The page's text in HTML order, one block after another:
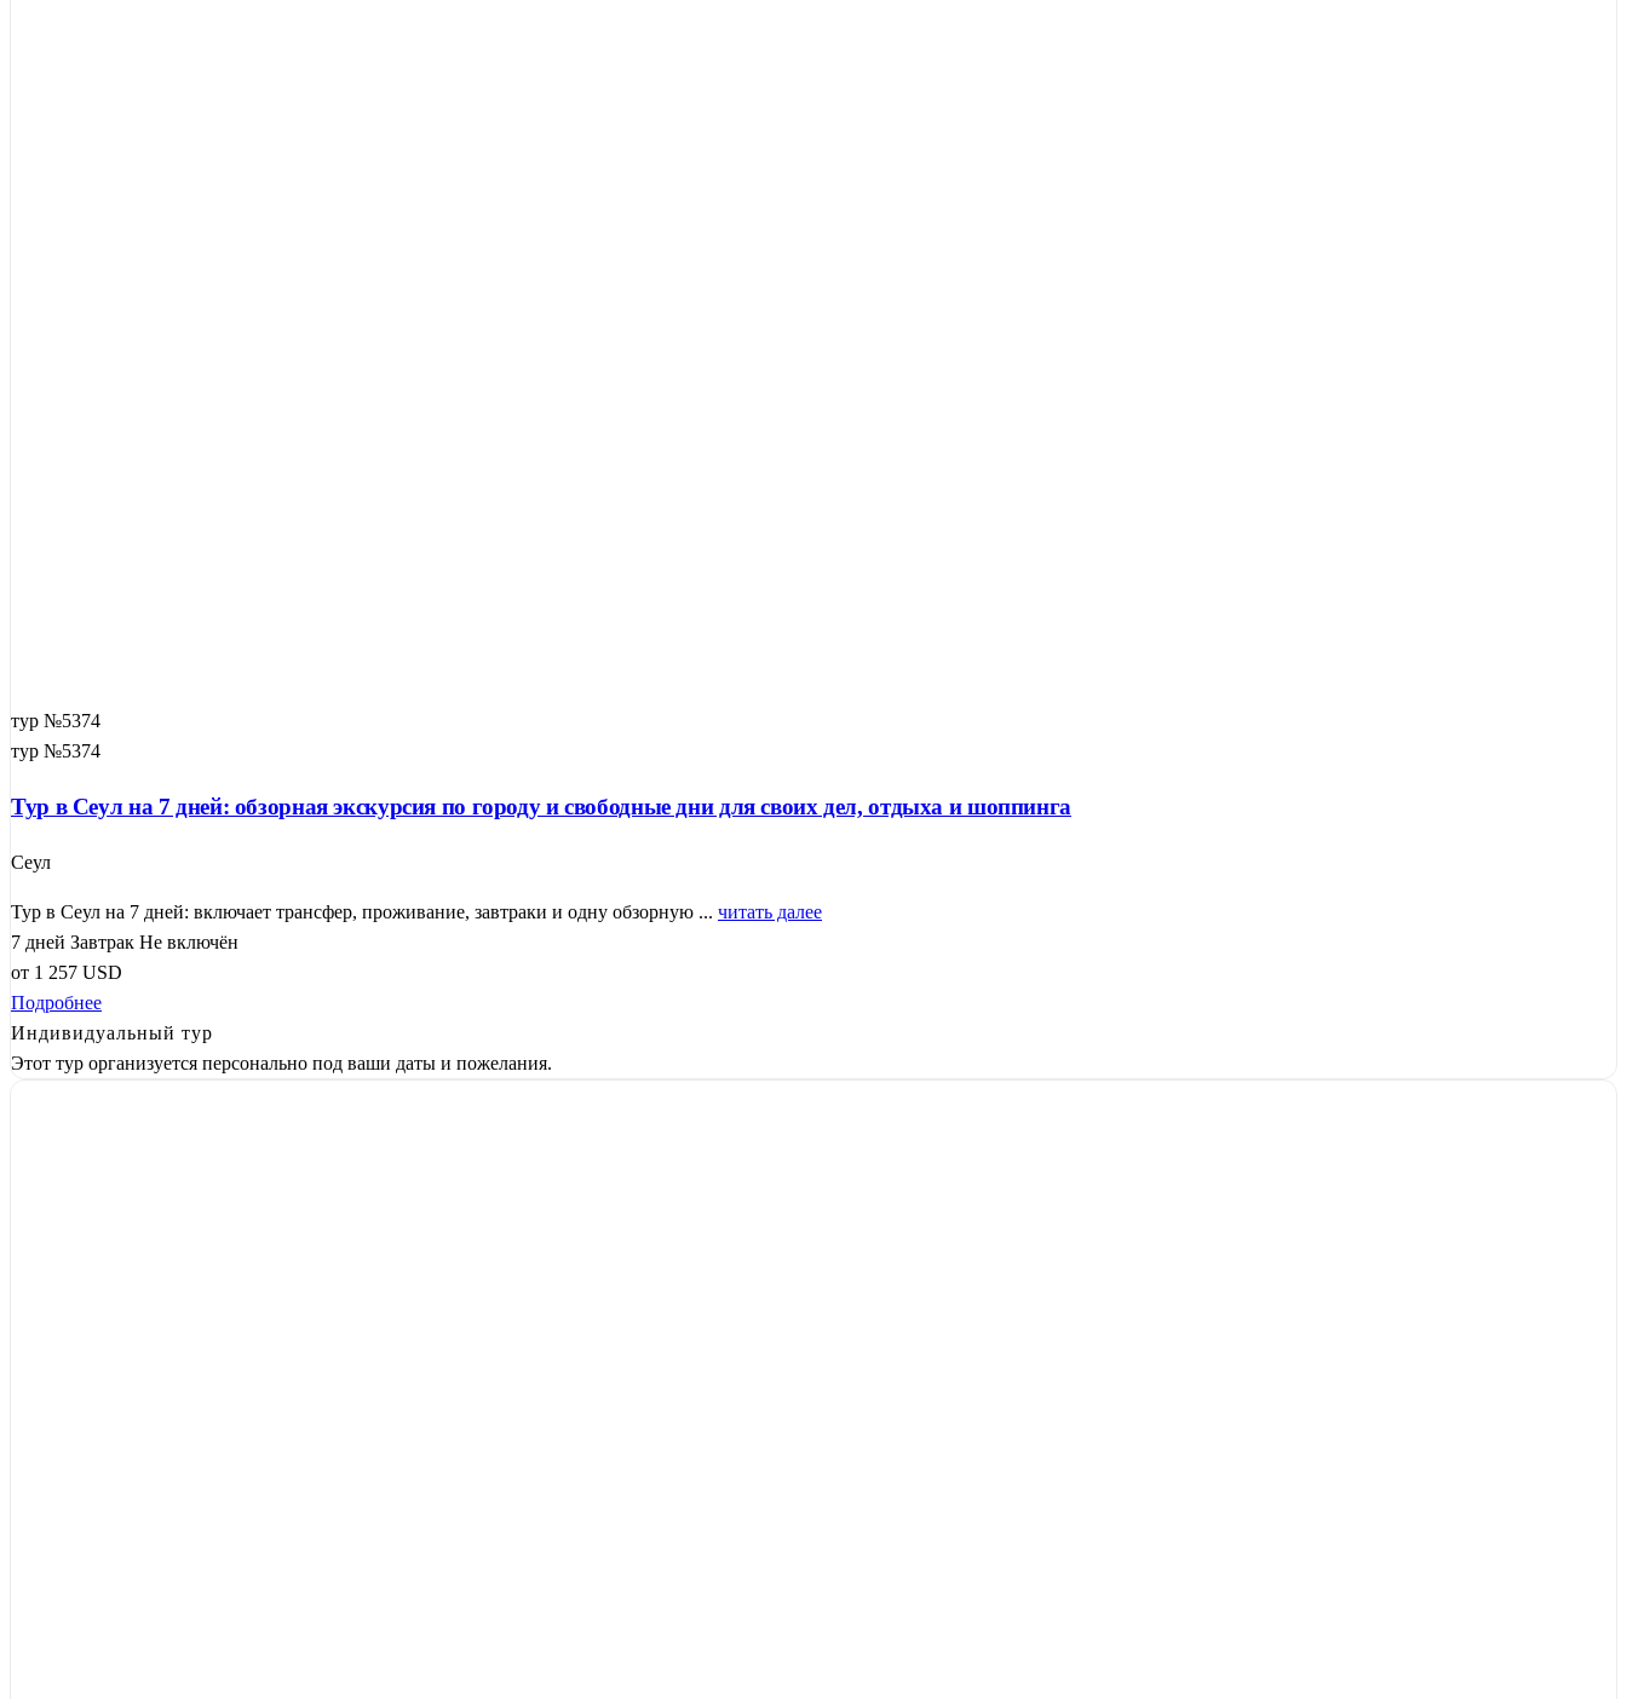
тур №5374
тур №5374
Тур в Сеул на 7 дней: обзорная экскурсия по городу и свободные дни для своих дел, отдыха и шоппинга
Сеул
Тур в Сеул на 7 дней: включает трансфер, проживание, завтраки и одну обзорную ... читать далее
7 дней Завтрак Не включён
от 1 257 USD
Подробнее
Индивидуальный тур
Этот тур организуется персонально под ваши даты и пожелания.